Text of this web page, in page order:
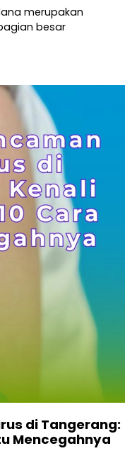
merupakan
besar
di Tangerang:
Mencegahnya